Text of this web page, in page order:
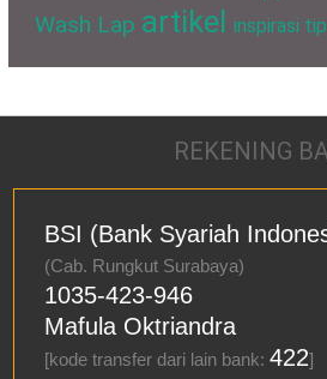
Wash Lap artikel inspirasi
REKENING
BSI (Bank Syariah
(Cab. Rungkut Surabaya)
1035-423-946
Mafula Oktriandra
[kode transfer dari lain bank:422]